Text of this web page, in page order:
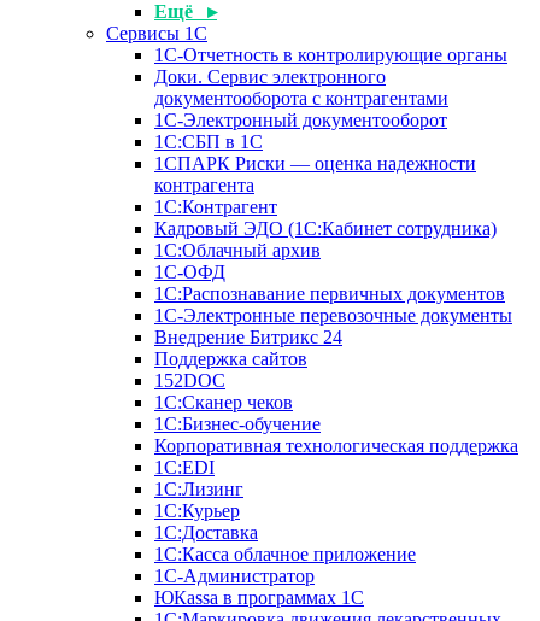
Ещё ▸
Сервисы 1С
1С-Отчетность в контролирующие органы
Доки. Сервис электронного
документооборота с контрагентами
1С-Электронный документооборот
1С:СБП в 1С
1СПАРК Риски — оценка надежности
контрагента
1С:Контрагент
Кадровый ЭДО (1С:Кабинет сотрудника)
1С:Облачный архив
1С-ОФД
1С:Распознавание первичных документов
1С-Электронные перевозочные документы
Внедрение Битрикс 24
Поддержка сайтов
152DOC
1С:Сканер чеков
1С:Бизнес-обучение
Корпоративная технологическая поддержка
1С:ЕDI
1С:Лизинг
1С:Курьер
1С:Доставка
1С:Касса облачное приложение
1С-Администратор
ЮКаssа в программах 1С